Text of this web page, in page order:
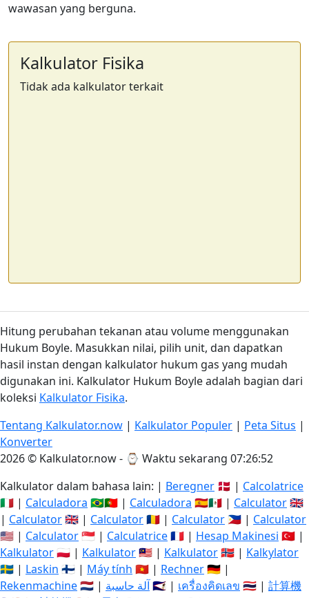
wawasan yang berguna.
Kalkulator Fisika
Tidak ada kalkulator terkait
Hitung perubahan tekanan atau volume menggunakan
Hukum Boyle. Masukkan nilai, pilih unit, dan dapatkan
hasil instan dengan kalkulator hukum gas yang mudah
digunakan ini. Kalkulator Hukum Boyle adalah bagian dari
koleksi Kalkulator Fisika.
Tentang Kalkulator.now | Kalkulator Populer | Peta Situs |
Konverter
2026 © Kalkulator.now - ⌚ Waktu sekarang 07:26:52
Kalkulator dalam bahasa lain: | Beregner 🇩🇰 | Calcolatrice
🇮🇹 | Calculadora 🇧🇷🇵🇹 | Calculadora 🇪🇸🇲🇽 | Calculator🇬🇧
| Calculator🇬🇧 | Calculator🇷🇴 | Calculator 🇵🇭 | Calculator
🇺🇸 | Calculator🇸🇬 | Calculatrice🇫🇷 | Hesap Makinesi 🇹🇷 |
Kalkulator🇵🇱 | Kalkulator🇲🇾 | Kalkulator🇳🇴 | Kalkylator
🇸🇪 | Laskin 🇫🇮 | Máy tính 🇻🇳 | Rechner🇩🇪 |
Rekenmachine🇳🇱 | آلة حاسبة🇸🇦 | เครื่องคิดเลข 🇹🇭 | 計算機